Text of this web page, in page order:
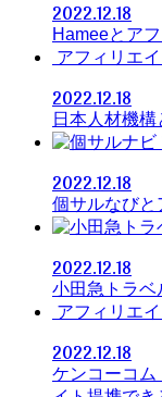
2022.12.18
Hameeとア
アフィリエイ
2022.12.18
日本人材機
2022.12.18
個サルなびと
2022.12.18
小田急トラベ
アフィリエイ
2022.12.18
ケンコーコム